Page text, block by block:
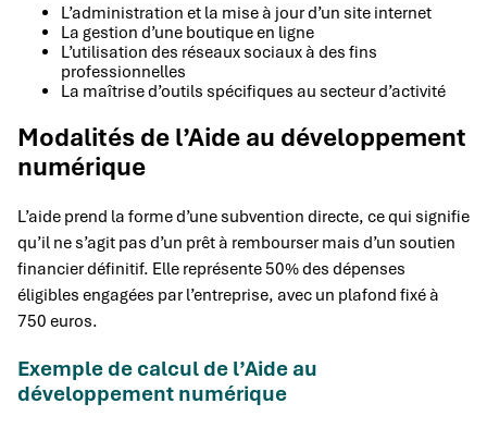
L’administration et la mise à jour d’un site internet
La gestion d’une boutique en ligne
L’utilisation des réseaux sociaux à des fins
professionnelles
La maîtrise d’outils spécifiques au secteur d’activité
Modalités de l’Aide au développement
numérique
L’aide prend la forme d’une subvention directe, ce qui signifie
qu’il ne s’agit pas d’un prêt à rembourser mais d’un soutien
financier définitif. Elle représente 50% des dépenses
éligibles engagées par l’entreprise, avec un plafond fixé à
750 euros.
Exemple de calcul de l’Aide au
développement numérique